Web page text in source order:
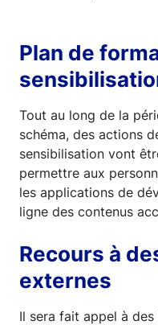
Plan de
Tout au long de la
schéma, des actions
sensibilisation vont
permettre aux
les applications de
ligne des contenus
Recours à
externes
Il sera fait appel à